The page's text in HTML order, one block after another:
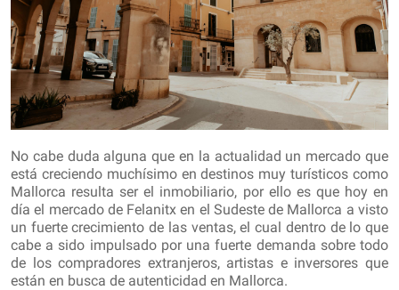
No cabe duda alguna que en la actualidad un mercado que
está creciendo muchísimo en destinos muy turísticos como
Mallorca resulta ser el inmobiliario, por ello es que hoy en
día el mercado de Felanitx en el Sudeste de Mallorca a visto
un fuerte crecimiento de las ventas, el cual dentro de lo que
cabe a sido impulsado por una fuerte demanda sobre todo
de los compradores extranjeros, artistas e inversores que
están en busca de autenticidad en Mallorca.